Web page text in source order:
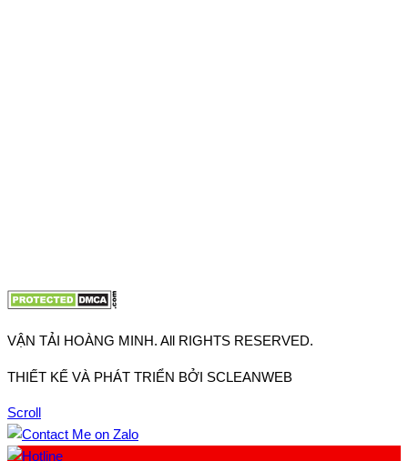
VẬN TẢI HOÀNG MINH. All RIGHTS RESERVED.
THIẾT KẾ VÀ PHÁT TRIỂN BỞI SCLEANWEB
Scroll